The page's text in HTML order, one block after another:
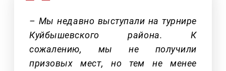
– Мы недавно выступали на турнире
Куйбышевского района. К
сожалению, мы не получили
призовых мест, но тем не менее